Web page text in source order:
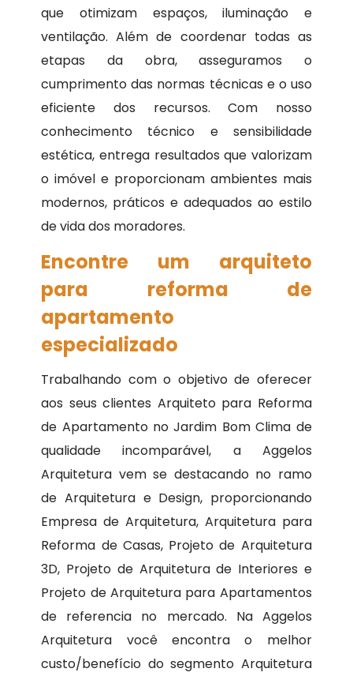
que otimizam espaços, iluminação e
ventilação. Além de coordenar todas as
etapas da obra, asseguramos o
cumprimento das normas técnicas e o uso
eficiente dos recursos. Com nosso
conhecimento técnico e sensibilidade
estética, entrega resultados que valorizam
o imóvel e proporcionam ambientes mais
modernos, práticos e adequados ao estilo
de vida dos moradores.
Encontre um arquiteto
para reforma de
apartamento
especializado
Trabalhando com o objetivo de oferecer
aos seus clientes Arquiteto para Reforma
de Apartamento no Jardim Bom Clima de
qualidade incomparável, a Aggelos
Arquitetura vem se destacando no ramo
de Arquitetura e Design, proporcionando
Empresa de Arquitetura, Arquitetura para
Reforma de Casas, Projeto de Arquitetura
3D, Projeto de Arquitetura de Interiores e
Projeto de Arquitetura para Apartamentos
de referencia no mercado. Na Aggelos
Arquitetura você encontra o melhor
custo/benefício do segmento Arquitetura